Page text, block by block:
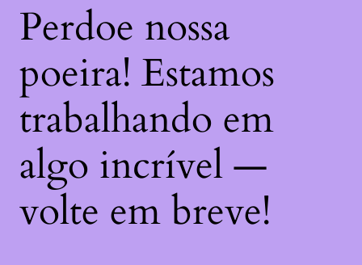
Perdoe nossa
poeira! Estamos
trabalhando em
algo incrível —
volte em breve!